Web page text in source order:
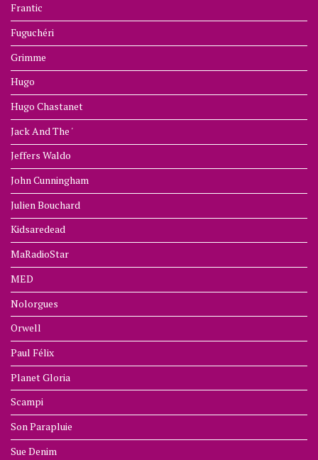
Frantic
Fuguchéri
Grimme
Hugo
Hugo Chastanet
Jack And The '
Jeffers Waldo
John Cunningham
Julien Bouchard
Kidsaredead
MaRadioStar
MED
Nolorgues
Orwell
Paul Félix
Planet Gloria
Scampi
Son Parapluie
Sue Denim